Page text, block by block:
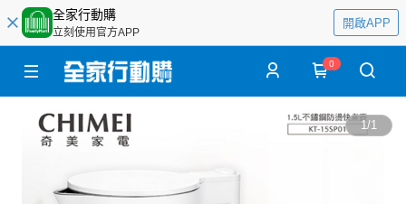
全家行動購
立刻使用官方APP
開啟APP
0
1/1